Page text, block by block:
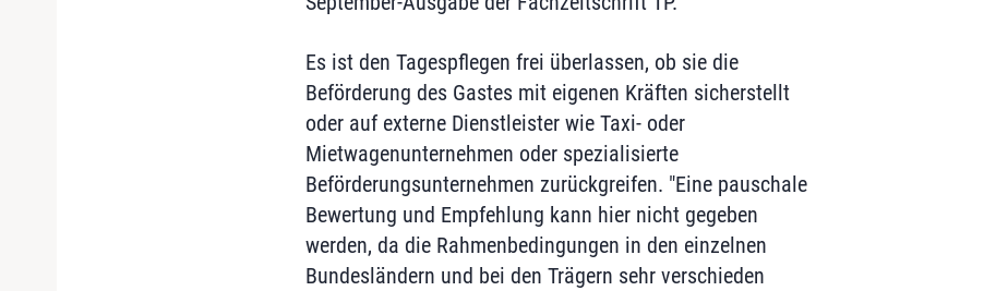
Es ist den Tagespflegen frei überlassen, ob sie die
Beförderung des Gastes mit eigenen Kräften sicherstellt
oder auf externe Dienstleister wie Taxi- oder
Mietwagenunternehmen oder spezialisierte
Beförderungsunternehmen zurückgreifen. "Eine pauschale
Bewertung und Empfehlung kann hier nicht gegeben
werden, da die Rahmenbedingungen in den einzelnen
Bundesländern und bei den Trägern sehr verschieden